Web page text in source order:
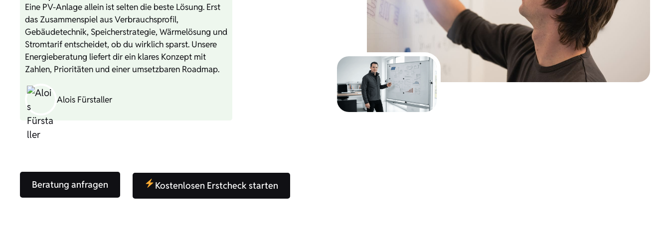
Eine PV-Anlage allein ist selten die beste Lösung. Erst
das Zusammenspiel aus Verbrauchsprofil,
Gebäudetechnik, Speicherstrategie, Wärmelösung und
Stromtarif entscheidet, ob du wirklich sparst. Unsere
Energieberatung liefert dir ein klares Konzept mit
Zahlen, Prioritäten und einer umsetzbaren Roadmap.
Alois Fürstaller
Beratung anfragen Kostenlosen Erstcheck starten